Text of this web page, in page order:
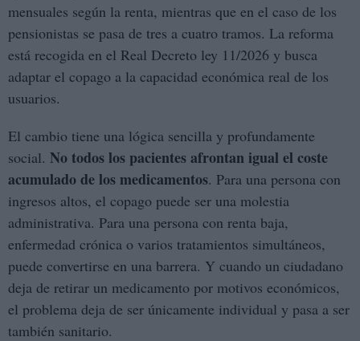
mensuales según la renta, mientras que en el caso de los
pensionistas se pasa de tres a cuatro tramos. La reforma
está recogida en el Real Decreto ley 11/2026 y busca
adaptar el copago a la capacidad económica real de los
usuarios.
El cambio tiene una lógica sencilla y profundamente
social. No todos los pacientes afrontan igual el coste
acumulado de los medicamentos. Para una persona con
ingresos altos, el copago puede ser una molestia
administrativa. Para una persona con renta baja,
enfermedad crónica o varios tratamientos simultáneos,
puede convertirse en una barrera. Y cuando un ciudadano
deja de retirar un medicamento por motivos económicos,
el problema deja de ser únicamente individual y pasa a ser
también sanitario.